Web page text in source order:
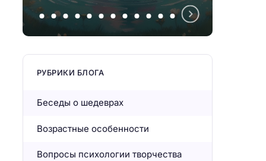
РУБРИКИ БЛОГА
Беседы о шедеврах
Возрастные особенности
Вопросы психологии творчества